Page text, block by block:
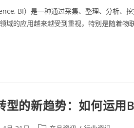
BI）是一种通过采集、整理、分析、
域的应用越来越受到重视，特别是随着
型的新趋势：如何运用